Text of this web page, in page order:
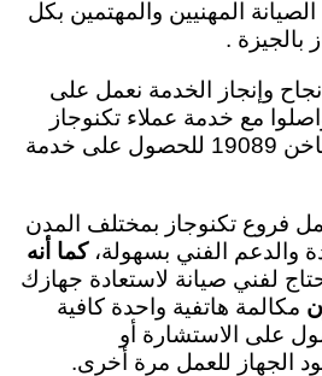
المهنيين والمهتمين بكل
بالجيزة .
وإنجاز الخدمة نعمل على
مع خدمة عملاء تكنوجاز
الجيزة على الخط الساخن 19089 للحصول على خدمة
فروع تكنوجاز بمختلف المدن
والدعم الفني بسهولة،كما أنه
لفني صيانة لاستعادة جهازك
مكالمة هاتفية واحدة كافية
على الاستشارة أو
الجهاز للعمل مرة أخرى.